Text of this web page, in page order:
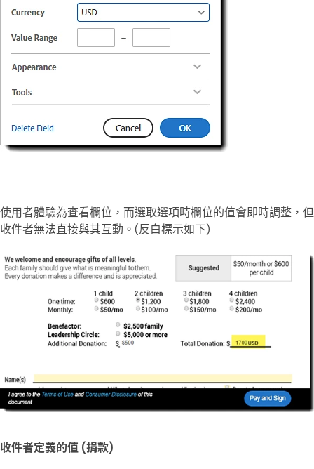
使用者體驗為查看欄位，而選取選項時欄位的值會即時調整，但
收件者無法直接與其互動。(反白標示如下)
收件者定義的值 (捐款)